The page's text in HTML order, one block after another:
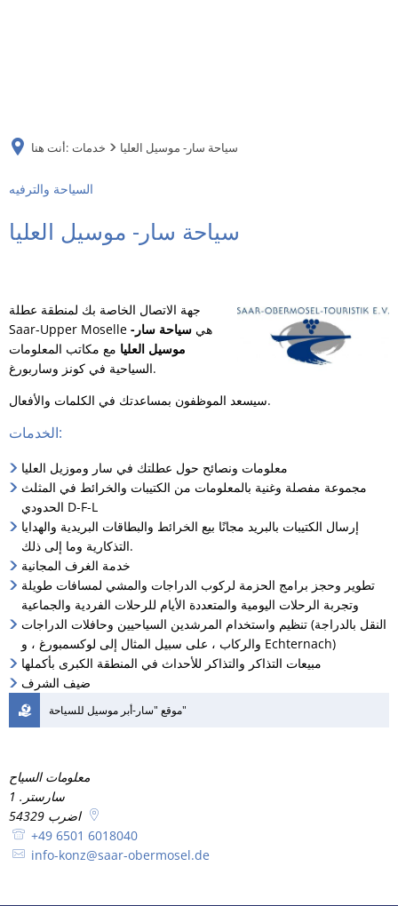
TR
أنت هنا: خدمات سياحة سار- موسيل العليا
السياحة والترفيه
سياحة سار- موسيل العليا
جهة الاتصال الخاصة بك لمنطقة عطلة
Saar-Upper Moselle هي سياحة سار-
موسيل العليا مع مكاتب المعلومات
السياحية في كونز وساربورغ.
سيسعد الموظفون بمساعدتك في الكلمات والأفعال.
الخدمات:
معلومات ونصائح حول عطلتك في سار وموزيل العليا
مجموعة مفصلة وغنية بالمعلومات من الكتيبات والخرائط في المثلث
الحدودي D-F-L
إرسال الكتيبات بالبريد مجانًا بيع الخرائط والبطاقات البريدية والهدايا
التذكارية وما إلى ذلك.
خدمة الغرف المجانية
تطوير وحجز برامج الحزمة لركوب الدراجات والمشي لمسافات طويلة
وتجربة الرحلات اليومية والمتعددة الأيام للرحلات الفردية والجماعية
تنظيم واستخدام المرشدين السياحيين وحافلات الدراجات (النقل بالدراجة
والركاب ، على سبيل المثال إلى لوكسمبورغ ، و Echternach)
مبيعات التذاكر والتذاكر للأحداث في المنطقة الكبرى بأكملها
ضيف الشرف
موقع "سار-أبر موسيل للسياحة"
معلومات السياح
سارستر. 1
54329 اضرب
+49 6501 6018040
info-konz@saar-obermosel.de